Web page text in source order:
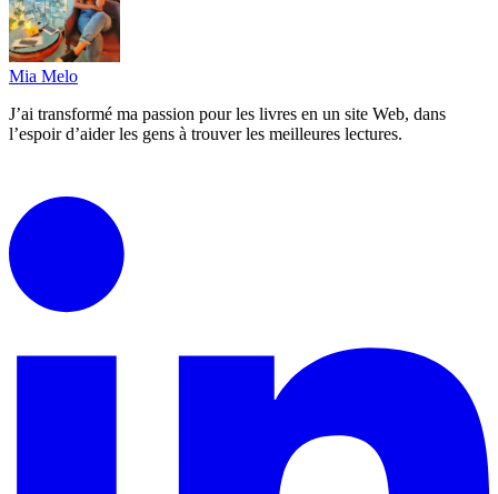
Mia Melo
J’ai transformé ma passion pour les livres en un site Web, dans
l’espoir d’aider les gens à trouver les meilleures lectures.